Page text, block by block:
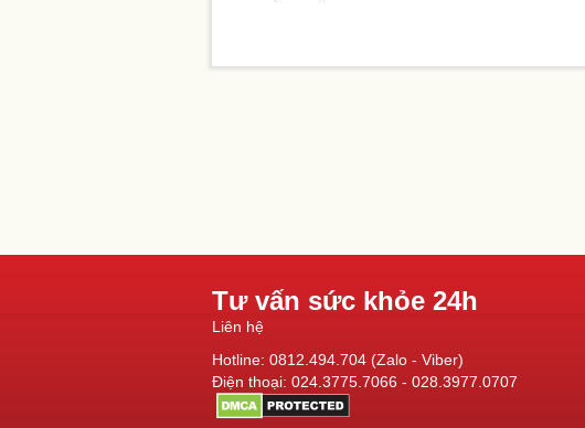
Tư vấn sức khỏe 24h
Liên hệ
Hotline: 0812.494.704 (Zalo - Viber)
Điện thoại: 024.3775.7066 - 028.3977.0707